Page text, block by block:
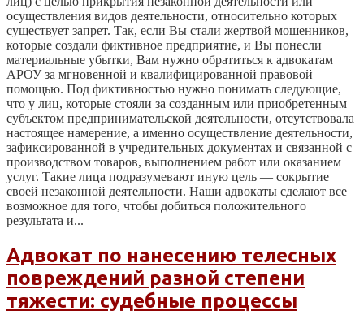
осуществления видов деятельности, относительно которых
существует запрет. Так, если Вы стали жертвой мошенников,
которые создали фиктивное предприятие, и Вы понесли
материальные убытки, Вам нужно обратиться к адвокатам
АРОУ за мгновенной и квалифицированной правовой
помощью. Под фиктивностью нужно понимать следующие,
что у лиц, которые стояли за созданным или приобретенным
субъектом предпринимательской деятельности, отсутствовала
настоящее намерение, а именно осуществление деятельности,
зафиксированной в учредительных документах и связанной с
производством товаров, выполнением работ или оказанием
услуг. Такие лица подразумевают иную цель — сокрытие
своей незаконной деятельности. Наши адвокаты сделают все
возможное для того, чтобы добиться положительного
результата и...
Адвокат по нанесению телесных
повреждений разной степени
тяжести: судебные процессы